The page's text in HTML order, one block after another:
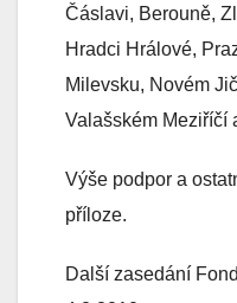
Čáslavi, Berouně,
Hradci Hrálové,
Milevsku, Novém
Valašském Meziříčí
Výše podpor a
příloze.
Další zasedání